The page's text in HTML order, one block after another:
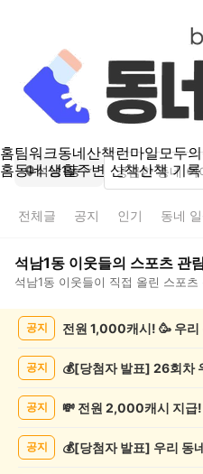
홈팀워크동네산책런마일모두
홈동네 생활주변 산책산책 기록
석남1동
전체글 공지 인기 동네
석남1동 이웃들의 스포츠 관
석남1동 이웃들이 직접 올린 스포츠
공지 전원 1,000캐시! 🥳 우
공지
공지
공지